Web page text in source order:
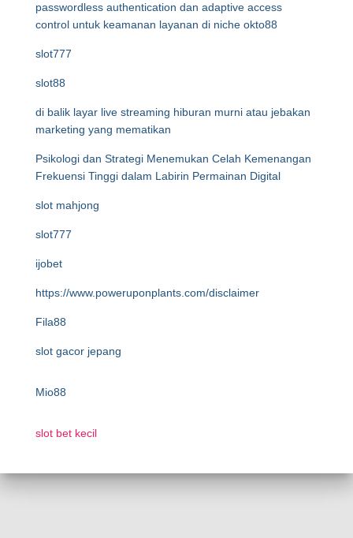
passwordless authentication dan adaptive access
control untuk keamanan layanan di niche okto88
slot777
slot88
di balik layar live streaming hiburan murni atau jebakan
marketing yang mematikan
Psikologi dan Strategi Menemukan Celah Kemenangan
Frekuensi Tinggi dalam Labirin Permainan Digital
slot mahjong
slot777
ijobet
https://www.poweruponplants.com/disclaimer
Fila88
slot gacor jepang
Mio88
slot bet kecil